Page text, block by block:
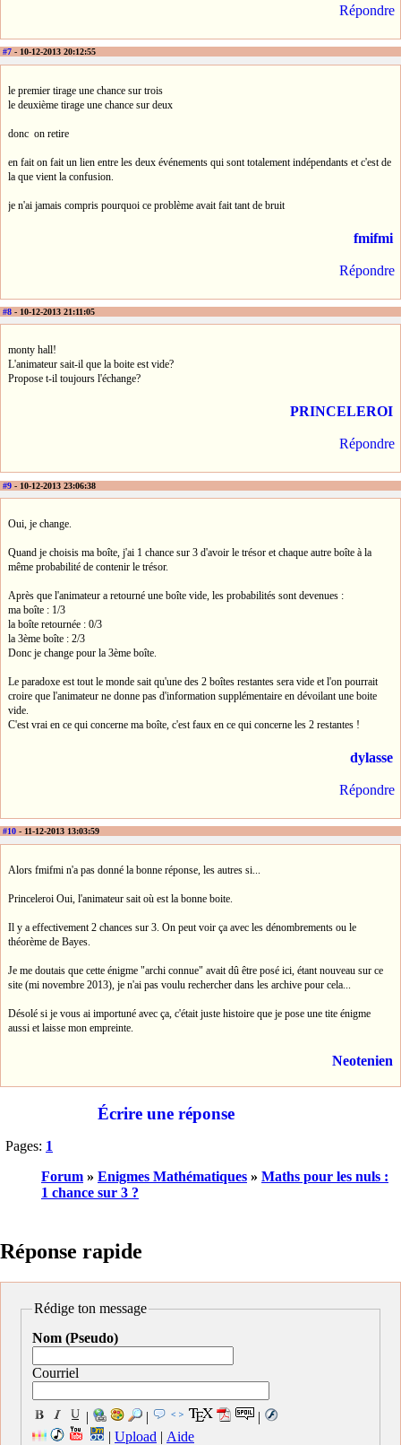
Répondre
#7 - 10-12-2013 20:12:55
le premier tirage une chance sur trois
le deuxième tirage une chance sur deux
donc on retire
en fait on fait un lien entre les deux événements qui sont totalement indépendants et c'est de
la que vient la confusion.
je n'ai jamais compris pourquoi ce problème avait fait tant de bruit
fmifmi
Répondre
#8 - 10-12-2013 21:11:05
monty hall!
L'animateur sait-il que la boite est vide?
Propose t-il toujours l'échange?
PRINCELEROI
Répondre
#9 - 10-12-2013 23:06:38
Oui, je change.
Quand je choisis ma boîte, j'ai 1 chance sur 3 d'avoir le trésor et chaque autre boîte à la
même probabilité de contenir le trésor.
Après que l'animateur a retourné une boîte vide, les probabilités sont devenues :
ma boîte : 1/3
la boîte retournée : 0/3
la 3ème boîte : 2/3
Donc je change pour la 3ème boîte.
Le paradoxe est tout le monde sait qu'une des 2 boîtes restantes sera vide et l'on pourrait
croire que l'animateur ne donne pas d'information supplémentaire en dévoilant une boite
vide.
C'est vrai en ce qui concerne ma boîte, c'est faux en ce qui concerne les 2 restantes !
dylasse
Répondre
#10 - 11-12-2013 13:03:59
Alors fmifmi n'a pas donné la bonne réponse, les autres si...
Princeleroi Oui, l'animateur sait où est la bonne boite.
Il y a effectivement 2 chances sur 3. On peut voir ça avec les dénombrements ou le
théorème de Bayes.
Je me doutais que cette énigme "archi connue" avait dû être posé ici, étant nouveau sur ce
site (mi novembre 2013), je n'ai pas voulu rechercher dans les archive pour cela...
Désolé si je vous ai importuné avec ça, c'était juste histoire que je pose une tite énigme
aussi et laisse mon empreinte.
Neotenien
Écrire une réponse
Pages: 1
Forum » Enigmes Mathématiques » Maths pour les nuls :
1 chance sur 3 ?
Réponse rapide
Rédige ton message
Nom (Pseudo)
Courriel
| |
|
| Upload | Aide